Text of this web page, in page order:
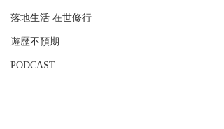
落地生活 在世修行
遊歷不預期
PODCAST